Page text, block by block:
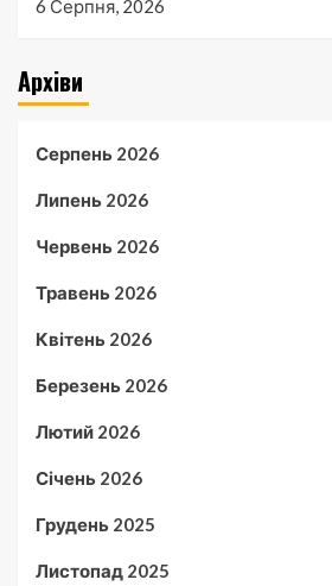
6 Серпня, 2026
Архіви
Серпень 2026
Липень 2026
Червень 2026
Травень 2026
Квітень 2026
Березень 2026
Лютий 2026
Січень 2026
Грудень 2025
Листопад 2025